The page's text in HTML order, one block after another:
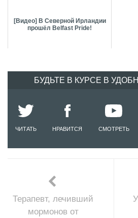
[Видео] В Северной Ирландии
прошёл Belfast Pride!
БУДЬТЕ В КУРСЕ В
ЧИТАТЬ НРАВИТСЯ СМОТРЕТЬ
Терапевт, лечивший
мормонов от